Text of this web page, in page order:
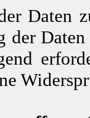
Daten
der